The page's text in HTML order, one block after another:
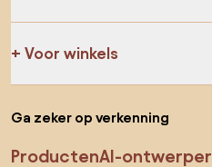
Voor winkels
Ga zeker op verkenning
ProductenAI-ontwerper